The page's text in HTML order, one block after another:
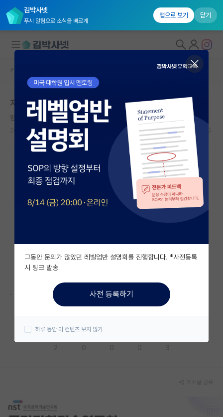
김박사넷
푸시 알림으로 소식을 빠르게
앱으로 보기 닫기
대학원생 모집
국내대학원 정보
연구실&오픈랩
커뮤니티
커뮤니티 홈
전체글보기
베스트 게시판
자유 게시판(아무개랩)
미국 유학 게시판
미국 대학원 합격 후기 게시판
대학원생 모집 게시판
연구실(PI) 홍보 게시판
커뮤니티 홈
지방사립대 1학년입니다. 연구자가 될 수 있을까요?
얌전한 밀턴 프리드먼
2026.05.14 10 1443
.
그동안 문의가 많았던 레벨업반 설명회를 진행합니다. *사전등록
시 링크 발송
사전 등록하기
하루 동안 이 컨텐츠 보지 않기